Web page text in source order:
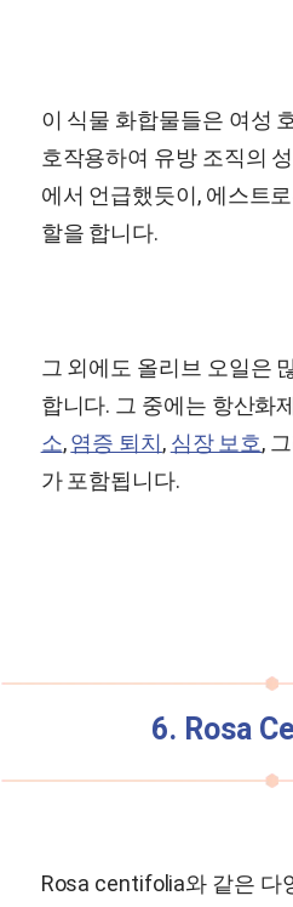
이 식물 화합물들은 여성
호작용하여 유방 조직의
에서 언급했듯이, 에스트
할을 합니다.
그 외에도 올리브 오일은
합니다. 그 중에는 항산화
소,염증 퇴치, 심장 보호,
가 포함됩니다.
6. Rosa
Rosa centifolia와 같은 다